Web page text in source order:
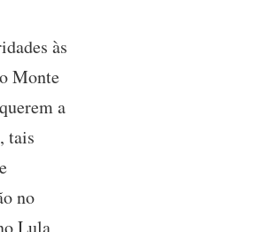
às
Monte
a
tais
no
Lula